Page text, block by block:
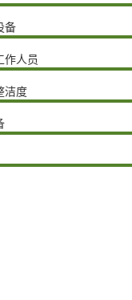
备
作人员
洁度